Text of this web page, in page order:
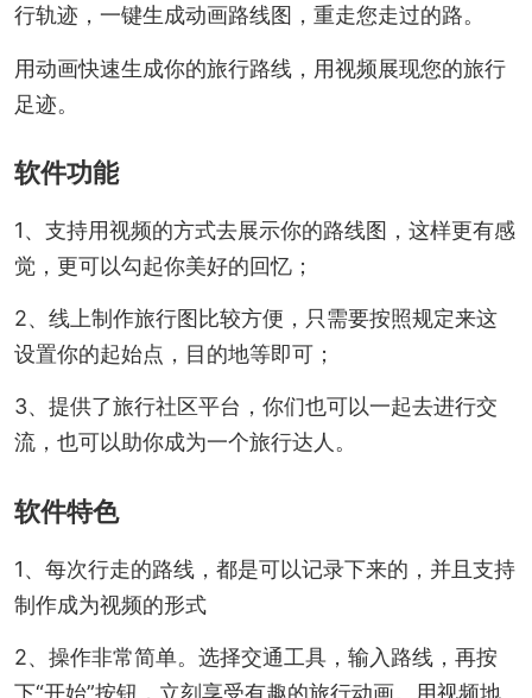
行轨迹，一键生成动画路线图，重走您走过的路。
用动画快速生成你的旅行路线，用视频展现您的旅行
足迹。
软件功能
1、支持用视频的方式去展示你的路线图，这样更有感
觉，更可以勾起你美好的回忆；
2、线上制作旅行图比较方便，只需要按照规定来这
设置你的起始点，目的地等即可；
3、提供了旅行社区平台，你们也可以一起去进行交
流，也可以助你成为一个旅行达人。
软件特色
1、每次行走的路线，都是可以记录下来的，并且支持
制作成为视频的形式
2、操作非常简单。选择交通工具，输入路线，再按
下“开始”按钮，立刻享受有趣的旅行动画。用视频地